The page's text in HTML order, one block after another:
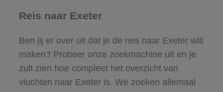
Reis naar Exeter
Ben jij er over uit dat je de reis naar Exeter wilt
maken? Probeer onze zoekmachine uit en je
zult zien hoe compleet het overzicht van
vluchten naar Exeter is. We zoeken allemaal